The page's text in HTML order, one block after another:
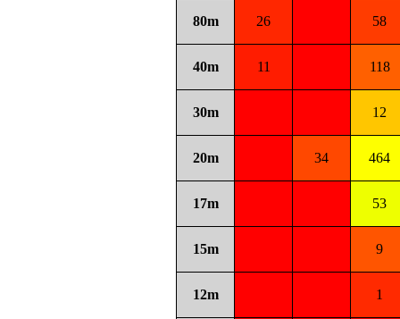
80m 26 58
40m 11 118
30m 12
20m 34 464
17m 53
15m 9
12m 1